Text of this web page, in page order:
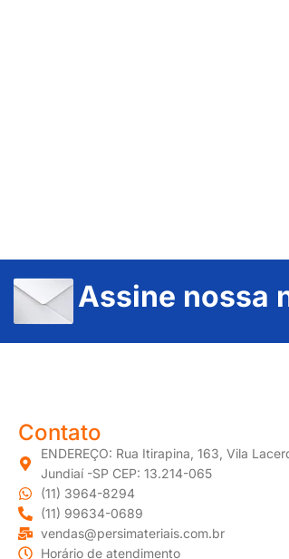
Assine nossa
Contato
ENDEREÇO: Rua Itirapina, 163, Vila
Jundiaí -SP CEP: 13.214-065
(11) 3964-8294
(11) 99634-0689
vendas@persimateriais.com.br
Horário de atendimento